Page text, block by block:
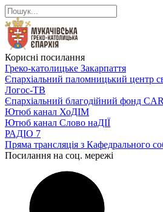
Корисні посилання
Греко-католицьке Закарпаття
Єпархіальний паломницький центр
Логос-ТВ
Єпархіальний благодійний фонд
Ютюб канал ХоДІМ
Ютюб канал Слово наДІЇ
РАДІО 7
Пряма трансляція з Кафедрального
Посилання на соц. мережі